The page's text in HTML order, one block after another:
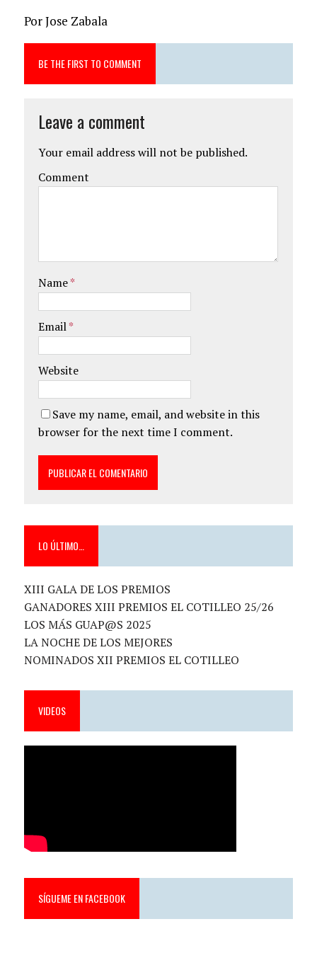
Por Jose Zabala
BE THE FIRST TO COMMENT
Leave a comment
Your email address will not be published.
Comment
Name*
Email*
Website
Save my name, email, and website in this
browser for the next time I comment.
LO ÚLTIMO…
XIII GALA DE LOS PREMIOS
GANADORES XIII PREMIOS EL COTILLEO 25/26
LOS MÁS GUAP@S 2025
LA NOCHE DE LOS MEJORES
NOMINADOS XII PREMIOS EL COTILLEO
VIDEOS
SÍGUEME EN FACEBOOK